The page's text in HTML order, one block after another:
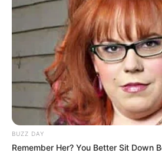
BUZZ DAY
Remember Her? You Better Sit Down